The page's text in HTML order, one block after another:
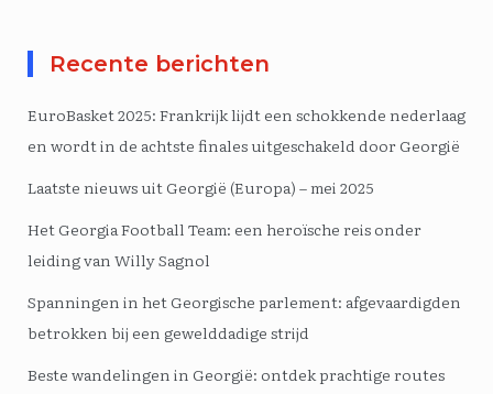
Recente berichten
EuroBasket 2025: Frankrijk lijdt een schokkende nederlaag
en wordt in de achtste finales uitgeschakeld door Georgië
Laatste nieuws uit Georgië (Europa) – mei 2025
Het Georgia Football Team: een heroïsche reis onder
leiding van Willy Sagnol
Spanningen in het Georgische parlement: afgevaardigden
betrokken bij een gewelddadige strijd
Beste wandelingen in Georgië: ontdek prachtige routes